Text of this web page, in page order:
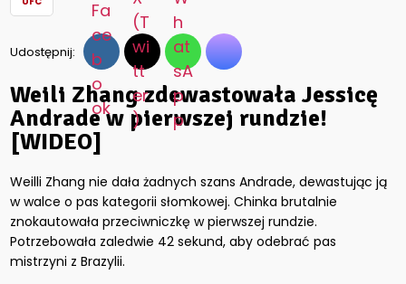
Udostępnij:
Weili Zhang zdewastowała Jessicę
Andrade w pierwszej rundzie!
[WIDEO]
Weilli Zhang nie dała żadnych szans Andrade, dewastując ją
w walce o pas kategorii słomkowej. Chinka brutalnie
znokautowała przeciwniczkę w pierwszej rundzie.
Potrzebowała zaledwie 42 sekund, aby odebrać pas
mistrzyni z Brazylii.